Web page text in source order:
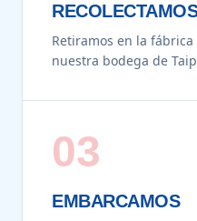
RECOLECTAMOS
Retiramos en la
nuestra bodega de
03
EMBARCAMOS